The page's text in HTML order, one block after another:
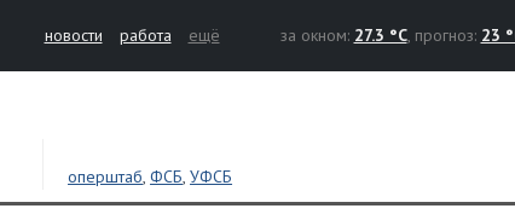
новости работа ещё за окном: 27.3 °C, прогноз: 23
оперштаб,ФСБ,УФСБ